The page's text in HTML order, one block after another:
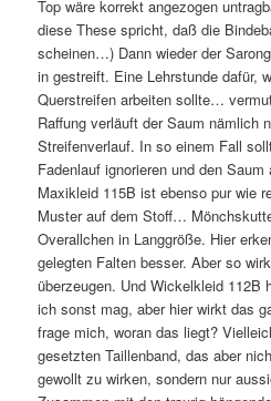
Top wäre korrekt angezogen
diese These spricht, daß die
scheinen…) Dann wieder der
in gestreift. Eine Lehrstunde dafür,
Querstreifen arbeiten sollte…
Raffung verläuft der Saum nämlich
Streifenverlauf. In so einem Fall
Fadenlauf ignorieren und den
Maxikleid 115B ist ebenso pur wie
Muster auf dem Stoff…
Overallchen in Langgröße. Hier
gelegten Falten besser. Aber so
überzeugen. Und Wickelkleid 112B
ich sonst mag, aber hier wirkt das
frage mich, woran das liegt?
gesetzten Taillenband, das aber
gewollt zu wirken, sondern nur